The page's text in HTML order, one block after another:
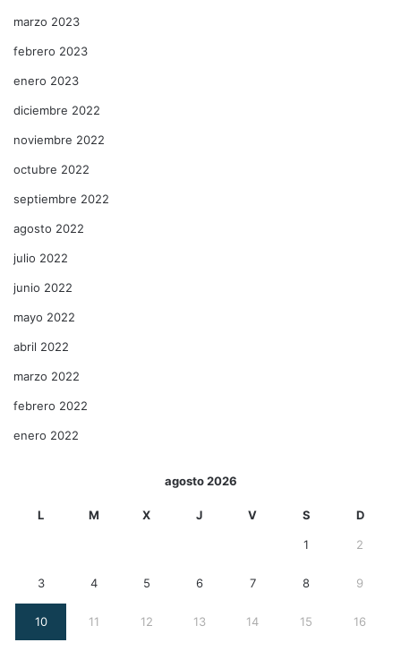
marzo 2023
febrero 2023
enero 2023
diciembre 2022
noviembre 2022
octubre 2022
septiembre 2022
agosto 2022
julio 2022
junio 2022
mayo 2022
abril 2022
marzo 2022
febrero 2022
enero 2022
agosto 2026
L M X J V S D
1 2
3 4 5 6 7 8 9
10 11 12 13 14 15 16